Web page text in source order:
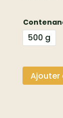
500 g
Ajouter